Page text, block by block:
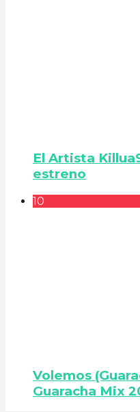
El Artista
estreno
10
Volemos
Guaracha Mix